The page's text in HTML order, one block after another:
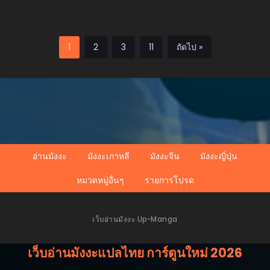
1 2 3 11 ถัดไป »
อ่านมังงะ มังงะเกาหลี มังงะจีน
มังงะญี่ปุ่น
หมวดหมู่อื่นๆ
รายการโปรด
เว็บอ่านมังงะ Up-Manga
เว็บอ่านมังงะแปลไทย การ์ตูนใหม่ 2026